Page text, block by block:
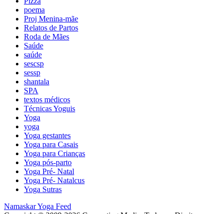
poema
Proj Menina-mãe
Relatos de Partos
Roda de Mães
Saúde
saúde
sescsp
sessp
shantala
SPA
textos médicos
Técnicas Yoguis
Yoga
yoga
Yoga gestantes
Yoga para Casais
Yoga para Crianças
Yoga pós-parto
Yoga Pré- Natal
Yoga Pré- Natalcus
Yoga Sutras
Namaskar Yoga Feed